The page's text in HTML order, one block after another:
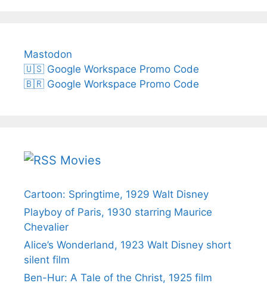
Mastodon
🇺🇸 Google Workspace Promo Code
🇧🇷 Google Workspace Promo Code
Movies
Cartoon: Springtime, 1929 Walt Disney
Playboy of Paris, 1930 starring Maurice
Chevalier
Alice’s Wonderland, 1923 Walt Disney short
silent film
Ben-Hur: A Tale of the Christ, 1925 film